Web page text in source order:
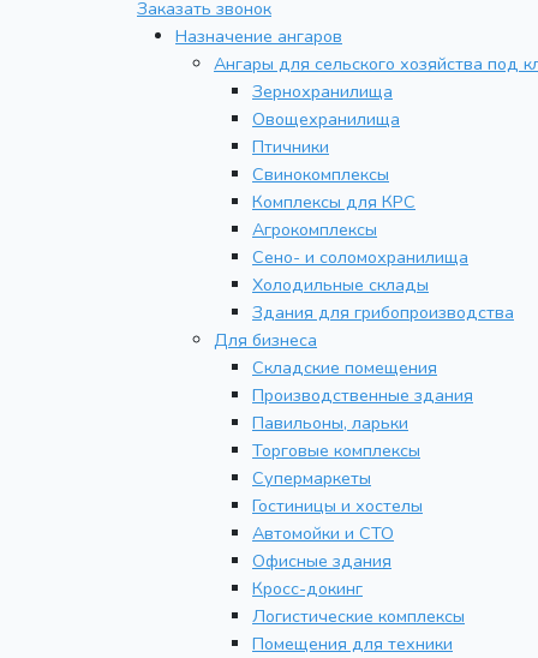
Заказать звонок
Назначение ангаров
Ангары для сельского хозяйства под
Зернохранилища
Овощехранилища
Птичники
Свинокомплексы
Комплексы для КРС
Агрокомплексы
Сено- и соломохранилища
Холодильные склады
Здания для грибопроизводства
Для бизнеса
Складские помещения
Производственные здания
Павильоны, ларьки
Торговые комплексы
Супермаркеты
Гостиницы и хостелы
Автомойки и СТО
Офисные здания
Кросс-докинг
Логистические комплексы
Помещения для техники